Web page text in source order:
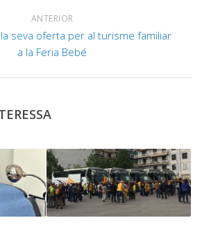
ANTERIOR
la seva oferta per al turisme familiar
a la Feria Bebé